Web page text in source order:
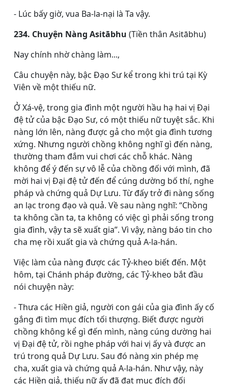
- Lúc bấy giờ, vua Ba-la-nại là Ta vậy.
234. Chuyện Nàng Asitābhu (Tiền thân Asitābhu)
Nay chính nhờ chàng làm...,
Câu chuyện này, bậc Ðạo Sư kể trong khi trú tại Kỳ
Viên về một thiếu nữ.
Ở Xá-vệ, trong gia đình một người hầu hạ hai vị Ðại
đệ tử của bậc Ðạo Sư, có một thiếu nữ tuyệt sắc. Khi
nàng lớn lên, nàng được gả cho một gia đình tương
xứng. Nhưng người chồng không nghĩ gì đến nàng,
thường tham đắm vui chơi các chỗ khác. Nàng
không để ý đến sự vô lễ của chồng đối với mình, đã
mời hai vị Ðại đệ tử đến để cúng dường bố thí, nghe
pháp và chứng quả Dự Lưu. Từ đấy trở đi nàng sống
an lạc trong đạo và quả. Về sau nàng nghĩ: “Chồng
ta không cần ta, ta không có việc gì phải sống trong
gia đình, vậy ta sẽ xuất gia”. Vì vậy, nàng báo tin cho
cha mẹ rồi xuất gia và chứng quả A-la-hán.
Việc làm của nàng được các Tỷ-kheo biết đến. Một
hôm, tại Chánh pháp đường, các Tỷ-kheo bắt đầu
nói chuyện này:
- Thưa các Hiền giả, người con gái của gia đình ấy cố
gắng đi tìm mục đích tối thượng. Biết được người
chồng không kể gì đến mình, nàng cúng dường hai
vị Ðại đệ tử, rồi nghe pháp với hai vị ấy và được an
trú trong quả Dự Lưu. Sau đó nàng xin phép mẹ
cha, xuất gia và chứng quả A-la-hán. Như vậy, này
các Hiền giả, thiếu nữ ấy đã đạt mục đích đối